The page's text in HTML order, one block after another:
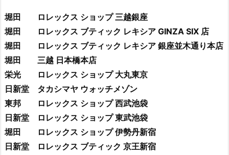
堀田 ロレックス ショップ 三越銀座
堀田 ロレックス ブティック レキシア GINZA SIX 店
堀田 ロレックス ブティック レキシア 銀座並木通り本店
堀田 三越 日本橋本店
栄光 ロレックス ショップ 大丸東京
日新堂 タカシマヤ ウォッチメゾン
東邦 ロレックス ショップ 西武池袋
日新堂 ロレックス ショップ 東武池袋
堀田 ロレックス ショップ 伊勢丹新宿
日新堂 ロレックス ブティック 京王新宿